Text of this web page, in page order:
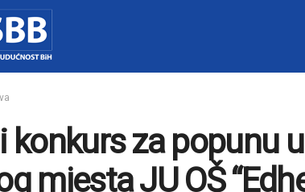
konkurs za popunu
mjesta JU OŠ